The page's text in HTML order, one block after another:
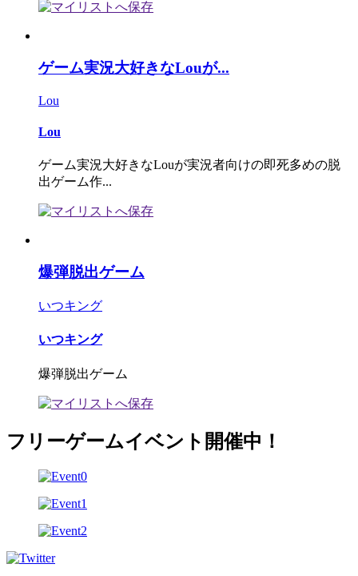
ゲーム実況大好きなLouが...
Lou
Lou
ゲーム実況大好きなLouが実況者向けの即死多めの脱
出ゲーム作...
爆弾脱出ゲーム
いつキング
いつキング
爆弾脱出ゲーム
フリーゲームイベント開催中！